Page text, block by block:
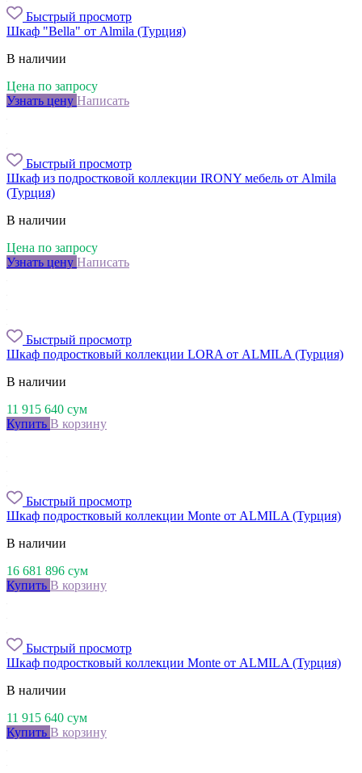
Быстрый просмотр
Шкаф "Bella" от Almila (Турция)
В наличии
Цена по запросу
Узнать цену Написать
Быстрый просмотр
Шкаф из подростковой коллекции IRONY мебель от Almila
(Турция)
В наличии
Цена по запросу
Узнать цену Написать
Быстрый просмотр
Шкаф подростковый коллекции LORA от ALMILA (Турция)
В наличии
11 915 640 сум
Купить В корзину
Быстрый просмотр
Шкаф подростковый коллекции Monte от ALMILA (Турция)
В наличии
16 681 896 сум
Купить В корзину
Быстрый просмотр
Шкаф подростковый коллекции Monte от ALMILA (Турция)
В наличии
11 915 640 сум
Купить В корзину